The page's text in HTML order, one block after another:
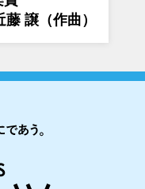
藤 譲（作曲）